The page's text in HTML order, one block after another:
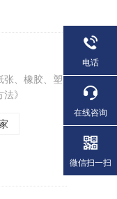
张、橡胶、塑
》
电话
在线咨询
微信扫一扫